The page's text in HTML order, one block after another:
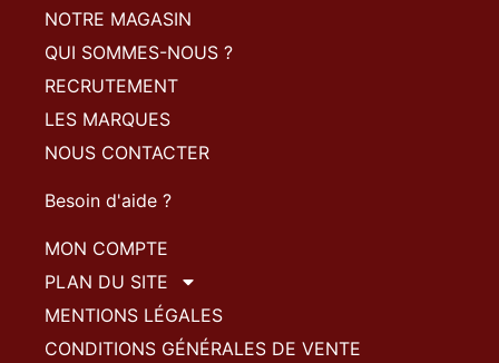
NOTRE MAGASIN
QUI SOMMES-NOUS ?
RECRUTEMENT
LES MARQUES
NOUS CONTACTER
Besoin d'aide ?
MON COMPTE
PLAN DU SITE
MENTIONS LÉGALES
CONDITIONS GÉNÉRALES DE VENTE